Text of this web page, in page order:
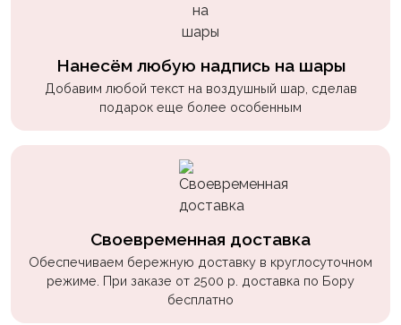
Нанесём любую надпись на шары
Добавим любой текст на воздушный шар, сделав
подарок еще более особенным
Своевременная доставка
Обеспечиваем бережную доставку в круглосуточном
режиме. При заказе от 2500 р. доставка по Бору
бесплатно
Музыка